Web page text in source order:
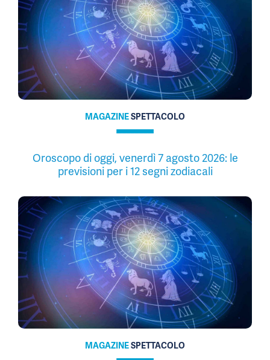
MAGAZINESPETTACOLO
Oroscopo di oggi, venerdì 7 agosto 2026: le
previsioni per i 12 segni zodiacali
MAGAZINESPETTACOLO